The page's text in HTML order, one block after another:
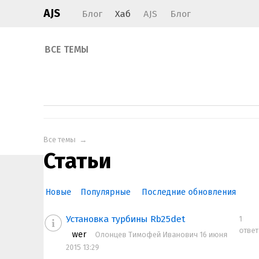
AJS Блог Хаб AJS Блог
ВСЕ ТЕМЫ
Все темы →
Статьи
Новые Популярные Последние обновления
Установка турбины Rb25det
wer
Олонцев Тимофей Иванович 16 июня
2015 13:29
1
ответ